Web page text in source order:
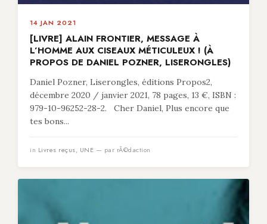
14 JAN 2021
[LIVRE] ALAIN FRONTIER, MESSAGE À
L’HOMME AUX CISEAUX MÉTICULEUX ! (À
PROPOS DE DANIEL POZNER, LISERONGLES)
Daniel Pozner, Liserongles, éditions Propos2,
décembre 2020 / janvier 2021, 78 pages, 13 €, ISBN :
979-10-96252-28-2. Cher Daniel, Plus encore que
tes bons...
in Livres reçus, UNE — par rÃ©daction